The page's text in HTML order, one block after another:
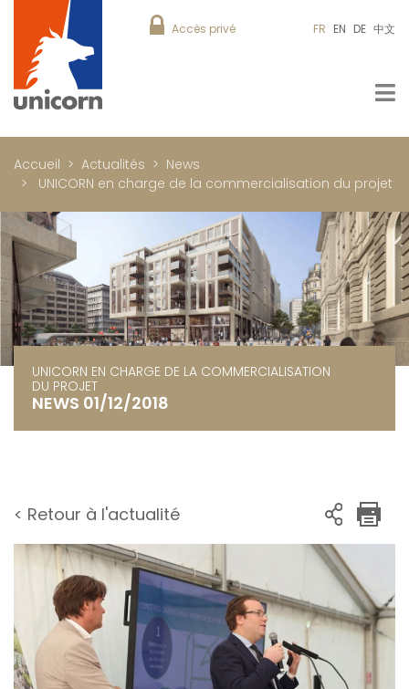
Accès privé FR EN DE 中文
Accueil Actualités
News
UNICORN en charge de la commercialisation du projet
UNICORN EN CHARGE DE LA COMMERCIALISATION
DU PROJET
NEWS 01/12/2018
< Retour à l'actualité